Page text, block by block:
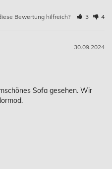
Bewertung hilfreich? 3 4
30.09.2024
Sofa gesehen. Wir